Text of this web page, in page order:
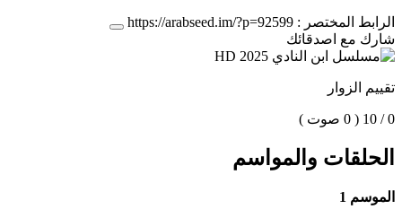
الرابط المختصر : https://arabseed.im/?p=92599
شارك مع اصدقائك
تقييم الزوار
0 / 10 ( 0 صوت )
الحلقات والمواسم
الموسم 1